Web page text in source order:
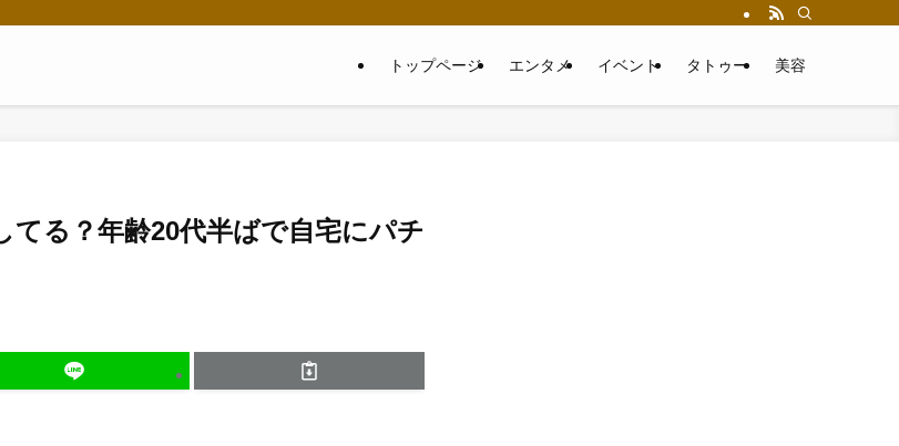
トップページ エンタメ イベント タトゥー 美容
る？年齢20代半ばで自宅にパチ